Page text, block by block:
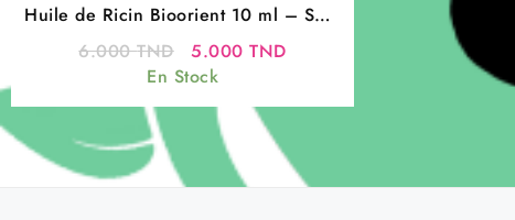
Huile de Ricin Bioorient 10 ml – Soin
Naturel Fortifiant
6.000TND
Le
prix
initial
était :
6.000 TND.
5.000TNDLe
actuel
5.000 TND.
En Stock